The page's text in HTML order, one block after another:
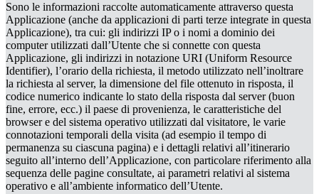
Sono le informazioni raccolte automaticamente attraverso questa
Applicazione (anche da applicazioni di parti terze integrate in questa
Applicazione), tra cui: gli indirizzi IP o i nomi a dominio dei
computer utilizzati dall’Utente che si connette con questa
Applicazione, gli indirizzi in notazione URI (Uniform Resource
Identifier), l’orario della richiesta, il metodo utilizzato nell’inoltrare
la richiesta al server, la dimensione del file ottenuto in risposta, il
codice numerico indicante lo stato della risposta dal server (buon
fine, errore, ecc.) il paese di provenienza, le caratteristiche del
browser e del sistema operativo utilizzati dal visitatore, le varie
connotazioni temporali della visita (ad esempio il tempo di
permanenza su ciascuna pagina) e i dettagli relativi all’itinerario
seguito all’interno dell’Applicazione, con particolare riferimento alla
sequenza delle pagine consultate, ai parametri relativi al sistema
operativo e all’ambiente informatico dell’Utente.